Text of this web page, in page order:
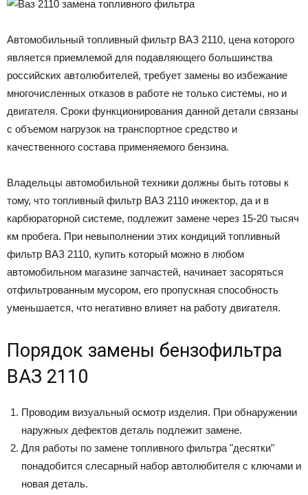
Автомобильный топливный фильтр ВАЗ 2110, цена которого
является приемлемой для подавляющего большинства
российских автолюбителей, требует замены во избежание
многочисленных отказов в работе не только системы, но и
двигателя. Сроки функционирования данной детали связаны
с объемом нагрузок на транспортное средство и
качественного состава применяемого бензина.
Владельцы автомобильной техники должны быть готовы к
тому, что топливный фильтр ВАЗ 2110 инжектор, да и в
карбюраторной системе, подлежит замене через 15-20 тысяч
км пробега. При невыполнении этих кондиций топливный
фильтр ВАЗ 2110, купить который можно в любом
автомобильном магазине запчастей, начинает засоряться
отфильтрованным мусором, его пропускная способность
уменьшается, что негативно влияет на работу двигателя.
Порядок замены бензофильтра
ВАЗ 2110
Проводим визуальный осмотр изделия. При обнаружении
наружных дефектов деталь подлежит замене.
Для работы по замене топливного фильтра "десятки"
понадобится слесарный набор автолюбителя с ключами и
новая деталь.